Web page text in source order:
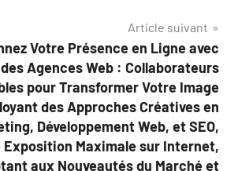
Article suivant
Votre Présence en Ligne avec
Agences Web : Collaborateurs
pour Transformer Votre Image
des Approches Créatives en
Développement Web, et SEO,
Maximale sur Internet,
aux Nouveautés du Marché et